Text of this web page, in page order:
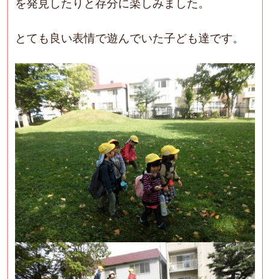
を発見したりと存分に楽しみました。
とても良い表情で遊んでいた子ども達です。